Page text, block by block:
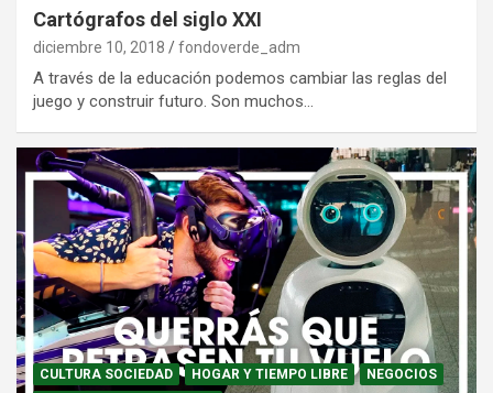
Cartógrafos del siglo XXI
diciembre 10, 2018 fondoverde_adm
A través de la educación podemos cambiar las reglas del
juego y construir futuro. Son muchos…
CULTURA SOCIEDAD HOGAR Y TIEMPO LIBRE
NEGOCIOS